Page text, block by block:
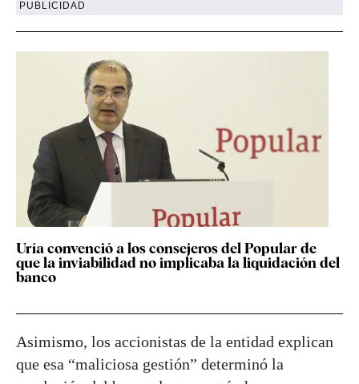
PUBLICIDAD
Uría convenció a los consejeros del Popular de
que la inviabilidad no implicaba la liquidación del
banco
Asimismo, los accionistas de la entidad explican
que esa “maliciosa gestión” determinó la